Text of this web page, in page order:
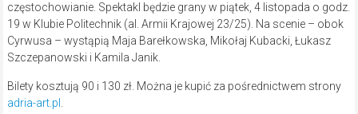
częstochowianie. Spektakl będzie grany w piątek, 4 listopada o godz.
19 w Klubie Politechnik (al. Armii Krajowej 23/25). Na scenie – obok
Cyrwusa – wystąpią Maja Barełkowska, Mikołaj Kubacki, Łukasz
Szczepanowski i Kamila Janik.
Bilety kosztują 90 i 130 zł. Można je kupić za pośrednictwem strony
adria-art.pl